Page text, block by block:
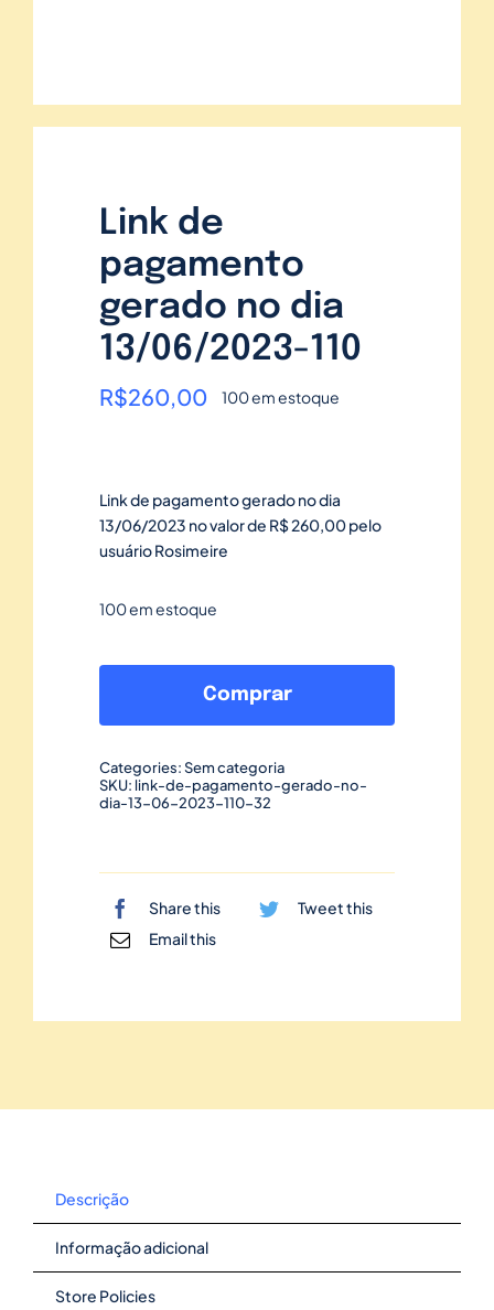
Link de
pagamento
gerado no dia
13/06/2023-110
R$260,00 100 em estoque
Link de pagamento gerado no dia
13/06/2023 no valor de R$ 260,00 pelo
usuário Rosimeire
100 em estoque
de
no
dia
quantidade
Comprar
Categories:Sem categoria
SKU: link-de-pagamento-gerado-no-
dia-13-06-2023-110-32
Share this
Tweet this
Email this
Descrição
Informação adicional
Store Policies